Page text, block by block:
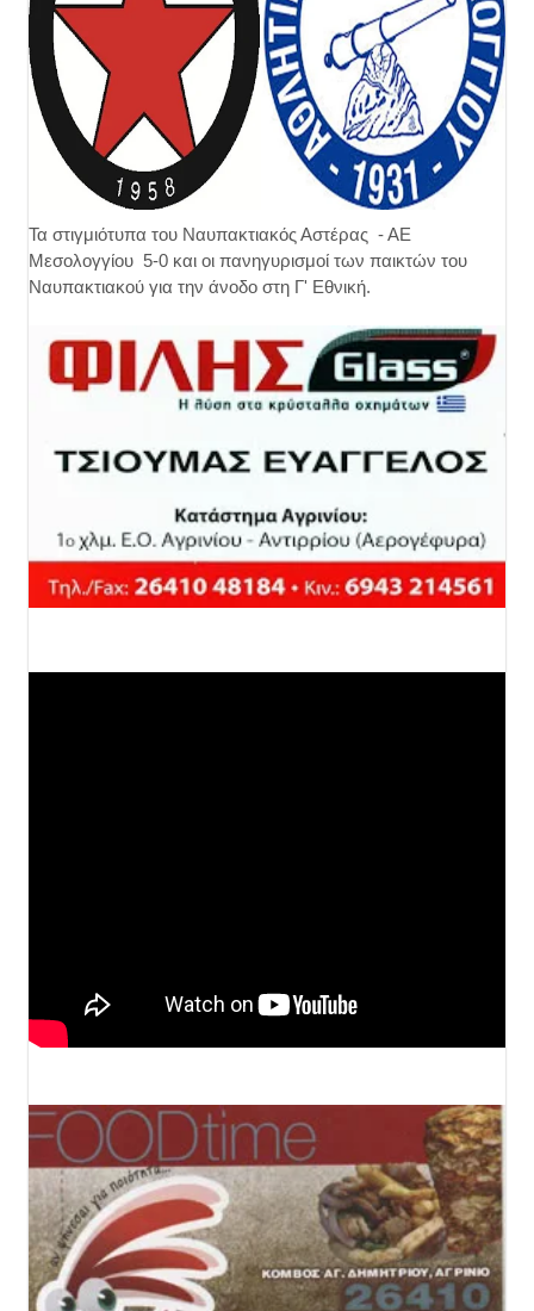
Τα στιγμιότυπα του Ναυπακτιακός Αστέρας - ΑΕ
Μεσολογγίου 5-0 και οι πανηγυρισμοί των παικτών του
Ναυπακτιακού για την άνοδο στη Γ' Εθνική.